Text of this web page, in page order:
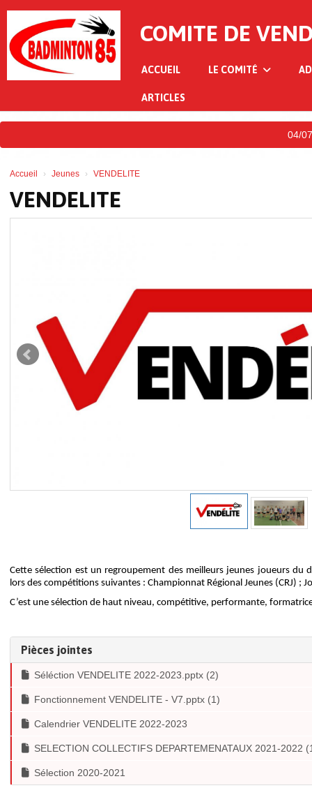
COMITE DE
ACCUEIL LE COMITÉ
ARTICLES
04/07/
Accueil Jeunes VENDELITE
VENDELITE
Cette sélection est un regroupement des meilleurs jeunes joueurs du
lors des compétitions suivantes : Championnat Régional Jeunes (CRJ) ;
C’est une sélection de haut niveau, compétitive, performante,
Pièces jointes
Séléction VENDELITE 2022-2023.pptx (2)
Fonctionnement VENDELITE - V7.pptx (1)
Calendrier VENDELITE 2022-2023
SELECTION COLLECTIFS DEPARTEMENATAUX 2021-2022
Sélection 2020-2021